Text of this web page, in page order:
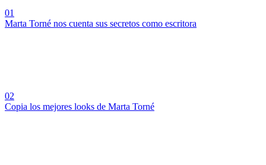
01
Marta Torné nos cuenta sus secretos como escritora
02
Copia los mejores looks de Marta Torné